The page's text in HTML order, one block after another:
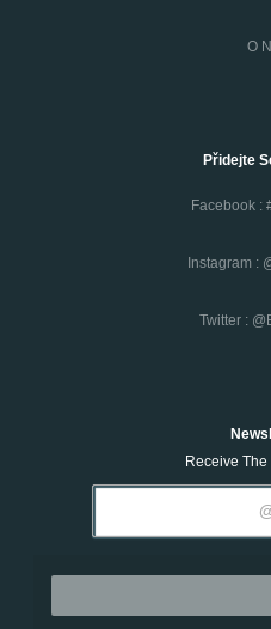
O
Přidejte
Facebook :
Instagram :
Twitter :
Receive